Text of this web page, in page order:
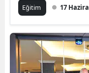
Eğitim 17